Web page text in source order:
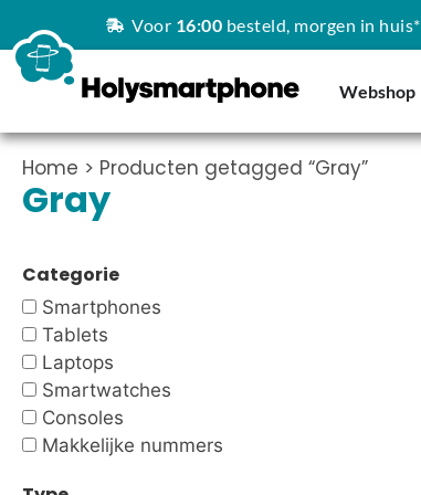
Voor 16:00 besteld, morgen in huis*
Webshop
Home > Producten getagged “Gray”
Gray
Categorie
Smartphones
Tablets
Laptops
Smartwatches
Consoles
Makkelijke nummers